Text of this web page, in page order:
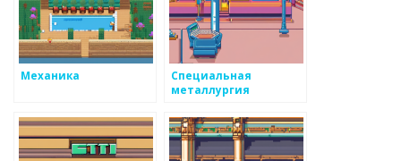
Механика
Специальная
металлургия